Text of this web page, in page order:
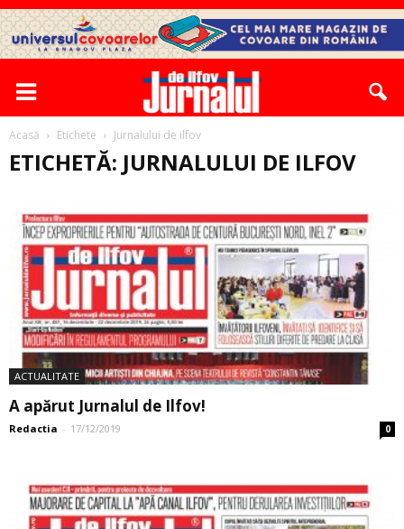
Acasă Etichete Jurnalului de ilfov
ETICHETĂ: JURNALULUI DE ILFOV
ACTUALITATE
A apărut Jurnalul de Ilfov!
Redactia - 17/12/2019 0